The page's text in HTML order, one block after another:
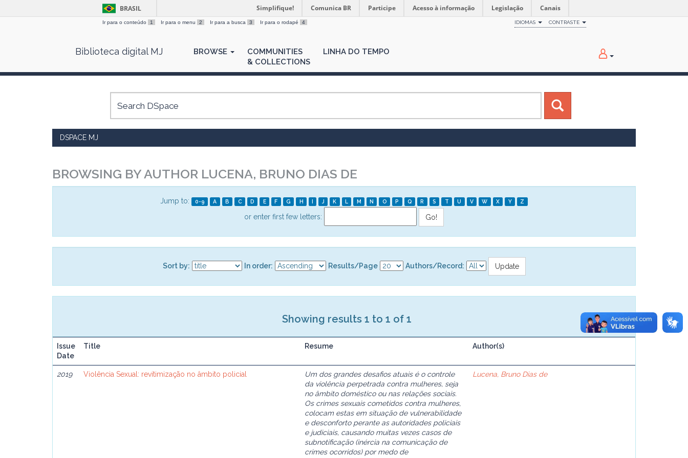
BRASIL Simplifique! Comunica BR Participe Acesso à informação Legislação Canais
Ir para o conteúdo 1 Ir para o menu 2 Ir para a busca 3 Ir para o rodapé 4 IDIOMAS CONTRASTE
Biblioteca digital MJ BROWSE
COMMUNITIES
& COLLECTIONS
LINHA DO TEMPO
DSPACE MJ
BROWSING BY AUTHOR LUCENA, BRUNO DIAS DE
Jump to: 0-9 A B C D E F G H I J K L M N O P Q R S T U V W X Y Z
or enter first few letters:
Sort by: In order: Results/Page Authors/Record:
Showing results 1 to 1 of 1
Issue
Date
Title Resume Author(s)
2019 Violência Sexual: revitimização no âmbito policial
Um dos grandes desafios atuais é o controle
da violência perpetrada contra mulheres, seja
no âmbito doméstico ou nas relações sociais.
Os crimes sexuais cometidos contra mulheres,
colocam estas em situação de vulnerabilidade
e desconforto perante as autoridades policiais
e judiciais, causando muitas vezes casos de
subnotificação (inércia na comunicação de
crimes ocorridos) por medo de
Lucena, Bruno Dias de